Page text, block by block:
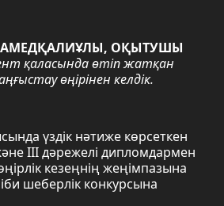
ОҚЫТУШЫ
қаласында өтіп жатқан
өңірінен келдік.
үздік нәтиже көрсеткен
III дәрежелі дипломдармен
кезеңнің жеңімпазына
шеберлік конкурсына